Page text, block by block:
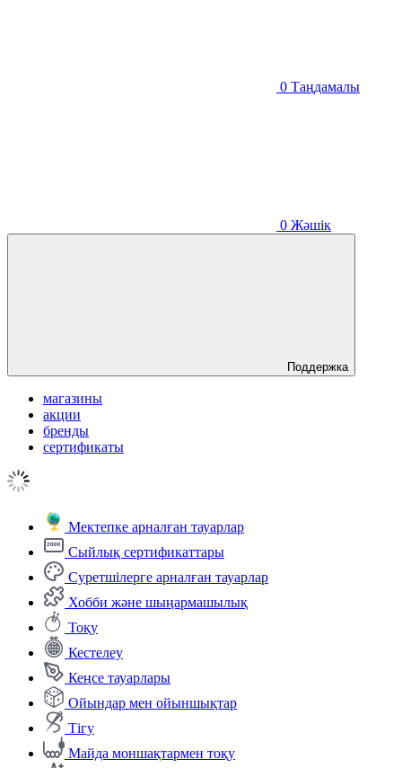
0 Таңдамалы
0 Жәшік
Поддержка
магазины
акции
бренды
сертификаты
Мектепке арналған тауарлар
Сыйлық сертификаттары
Суретшілерге арналған тауарлар
Хобби және шыңармашылық
Тоқу
Кестелеу
Кеңсе тауарлары
Ойындар мен ойыншықтар
Тігу
Майда моншақтармен тоқу